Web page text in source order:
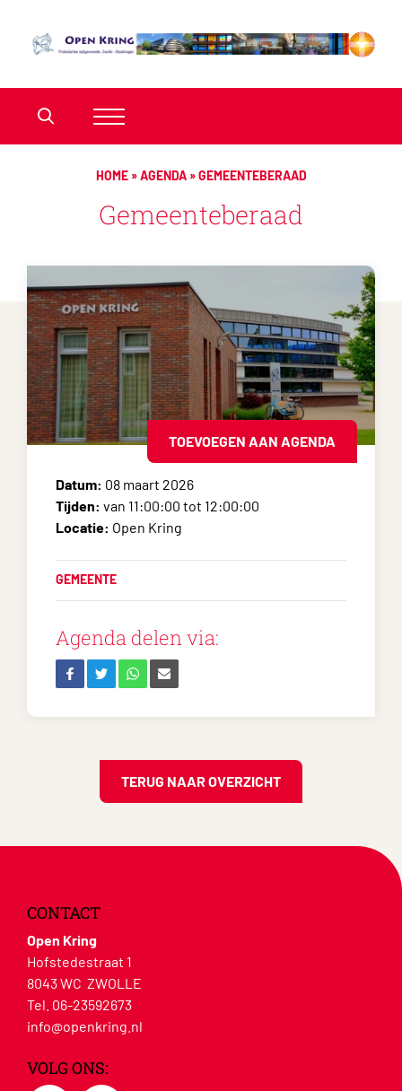
HOME»AGENDA»GEMEENTEBERAAD
Gemeenteberaad
TOEVOEGEN AAN AGENDA
Datum: 08 maart 2026
Tijden: van 11:00:00 tot 12:00:00
Locatie: Open Kring
GEMEENTE
Agenda delen via:
TERUG NAAR OVERZICHT
CONTACT
Open Kring
Hofstedestraat 1
8043 WC ZWOLLE
Tel. 06-23592673
info@openkring.nl
VOLG ONS: